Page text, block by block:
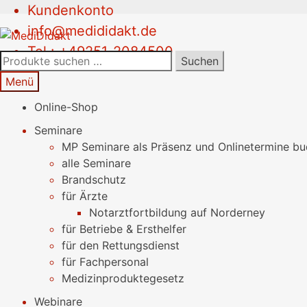
Kundenkonto
info@medididakt.de
Tel.: +49251-2084500
Navigation
springen
zum
Inhalt
Suchen
nach:
Suchen
Menü
Online-Shop
Seminare
MP Seminare als Präsenz und Onlinetermine
alle Seminare
Brandschutz
für Ärzte
Notarztfortbildung auf Norderney
für Betriebe & Ersthelfer
für den Rettungsdienst
für Fachpersonal
Medizinproduktegesetz
Webinare